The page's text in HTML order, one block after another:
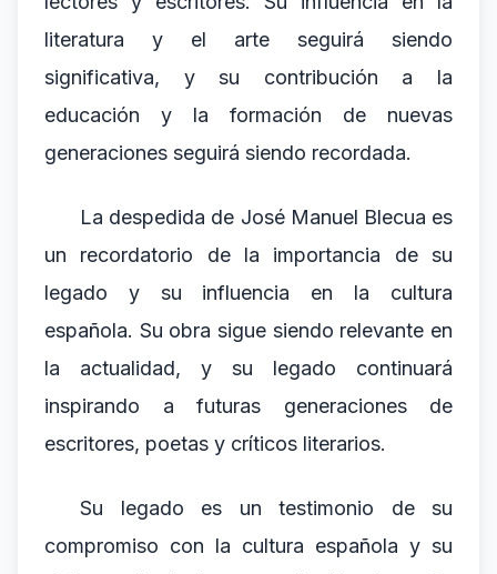
literatura y el arte seguirá siendo
significativa, y su contribución a la
educación y la formación de nuevas
generaciones seguirá siendo recordada.
La despedida de José Manuel Blecua es
un recordatorio de la importancia de su
legado y su influencia en la cultura
española. Su obra sigue siendo relevante en
la actualidad, y su legado continuará
inspirando a futuras generaciones de
escritores, poetas y críticos literarios.
Su legado es un testimonio de su
compromiso con la cultura española y su